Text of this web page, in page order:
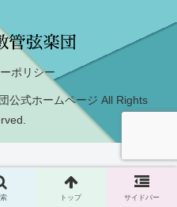
ポリシー
公式ホームページ All Rights
トップ サイドバー